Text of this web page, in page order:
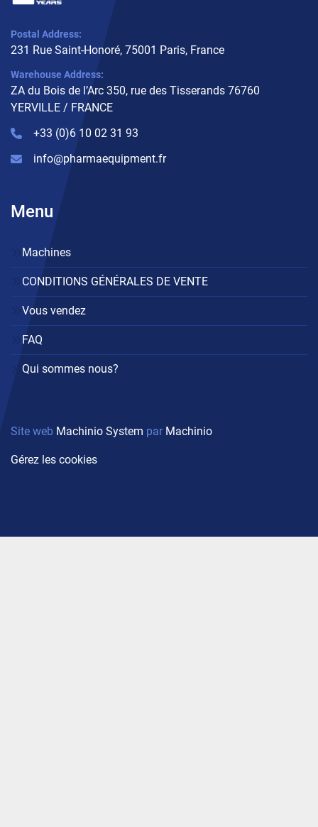
Postal Address:
231 Rue Saint-Honoré, 75001 Paris, France
Warehouse Address:
ZA du Bois de l’Arc 350, rue des Tisserands 76760
YERVILLE / FRANCE
+33 (0)6 10 02 31 93
info@pharmaequipment.fr
Menu
Machines
CONDITIONS GÉNÉRALES DE VENTE
Vous vendez
FAQ
Qui sommes nous?
Site web Machinio System par Machinio
Gérez les cookies